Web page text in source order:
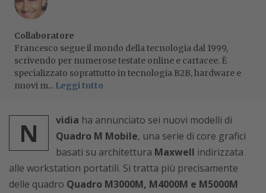
Collaboratore
Francesco segue il mondo della tecnologia dal 1999,
scrivendo per numerose testate online e cartacee. È
specializzato soprattutto in tecnologia B2B, hardware e
nuovi m... Leggi tutto
N vidia ha annunciato sei nuovi modelli di
Quadro M Mobile, una serie di core grafici
basati su architettura Maxwell indirizzata
alle workstation portatili. Si tratta più precisamente
delle quadro Quadro M3000M, M4000M e M5000M